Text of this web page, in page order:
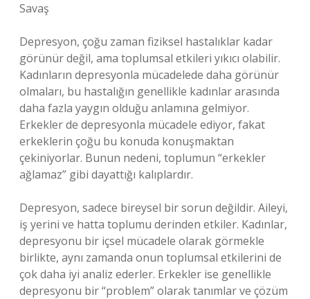
Savaş
Depresyon, çoğu zaman fiziksel hastalıklar kadar
görünür değil, ama toplumsal etkileri yıkıcı olabilir.
Kadınların depresyonla mücadelede daha görünür
olmaları, bu hastalığın genellikle kadınlar arasında
daha fazla yaygın olduğu anlamına gelmiyor.
Erkekler de depresyonla mücadele ediyor, fakat
erkeklerin çoğu bu konuda konuşmaktan
çekiniyorlar. Bunun nedeni, toplumun “erkekler
ağlamaz” gibi dayattığı kalıplardır.
Depresyon, sadece bireysel bir sorun değildir. Aileyi,
iş yerini ve hatta toplumu derinden etkiler. Kadınlar,
depresyonu bir içsel mücadele olarak görmekle
birlikte, aynı zamanda onun toplumsal etkilerini de
çok daha iyi analiz ederler. Erkekler ise genellikle
depresyonu bir “problem” olarak tanımlar ve çözüm